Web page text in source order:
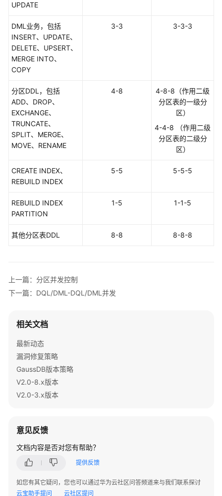
佳
实
践
性
白
皮
书
API
参
SDK
考
景
例
问
视
频
帮
指
南
特
性
指
UPDATE
DML业务，包括
INSERT、UPDATE、
DELETE、UPSERT、
MERGE INTO、
COPY
3-3 3-3-3
分区DDL，包括
ADD、DROP、
EXCHANGE、
TRUNCATE、
SPLIT、MERGE、
MOVE、RENAME
4-8
4-8-8（作用二级
分区表的一级分
区）
4-4-8 （作用二级
分区表的二级分
区）
CREATE INDEX、
REBUILD INDEX
5-5 5-5-5
REBUILD INDEX
PARTITION
1-5 1-1-5
其他分区表DDL 8-8 8-8-8
上一篇：分区并发控制
下一篇：DQL/DML-DQL/DML并发
相关文档
最新动态
漏洞修复策略
GaussDB版本策略
V2.0-8.x版本
V2.0-3.x版本
意见反馈
文档内容是否对您有帮助？
提供反馈
如您有其它疑问，您也可以通过华为云社区问答频道来与我们联系探讨
云宝助手提问
云社区提问